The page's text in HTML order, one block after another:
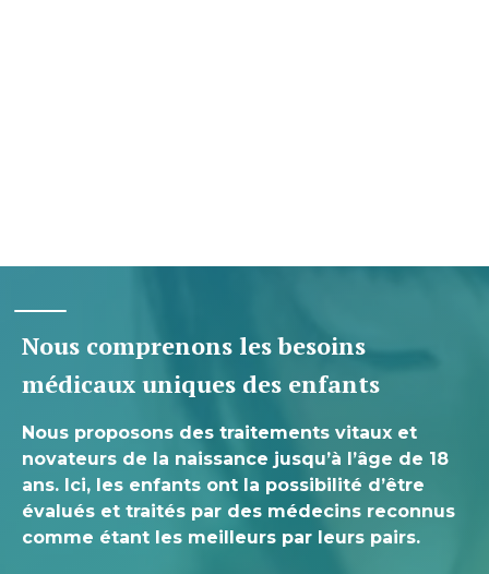
Nous comprenons les besoins
médicaux uniques des enfants
Nous proposons des traitements vitaux et
novateurs de la naissance jusqu’à l’âge de 18
ans. Ici, les enfants ont la possibilité d’être
évalués et traités par des médecins reconnus
comme étant les meilleurs par leurs pairs.